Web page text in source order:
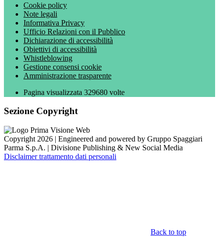
Cookie policy
Note legali
Informativa Privacy
Ufficio Relazioni con il Pubblico
Dichiarazione di accessibilità
Obiettivi di accessibilità
Whistleblowing
Gestione consensi cookie
Amministrazione trasparente
Pagina visualizzata 329680 volte
Sezione Copyright
Copyright 2026 | Engineered and powered by Gruppo Spaggiari
Parma S.p.A. | Divisione Publishing & New Social Media
Disclaimer trattamento dati personali
Back to top